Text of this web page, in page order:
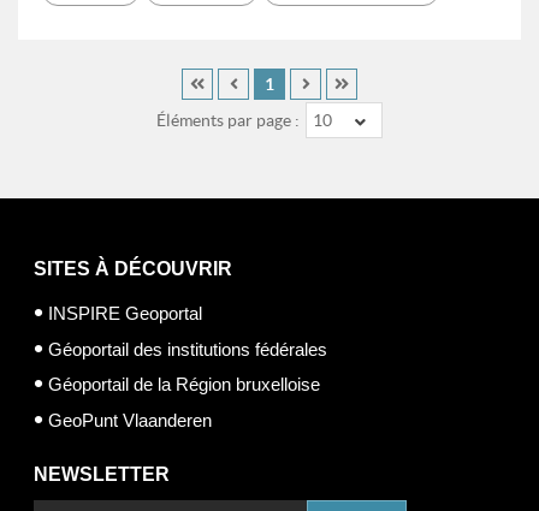
Éléments par page : 10
1
SITES À DÉCOUVRIR
INSPIRE Geoportal
Géoportail des institutions fédérales
Géoportail de la Région bruxelloise
GeoPunt Vlaanderen
NEWSLETTER